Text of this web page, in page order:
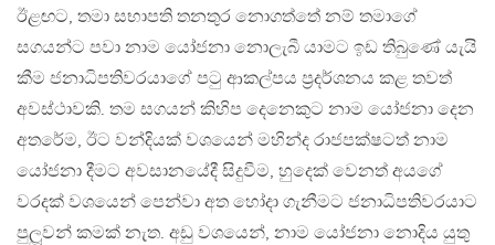
ඊළඟට, තමා සභාපති තනතුර නොගත්තේ නම් තමාගේ
සගයන්ට පවා නාම යෝජනා නොලැබී යාමට ඉඩ තිබුණේ යැයි
කීම ජනාධිපතිවරයාගේ පටු ආකල්පය ප‍්‍රදර්ශනය කළ තවත්
අවස්ථාවකි. තම සගයන් කිහිප දෙනෙකුට නාම යෝජනා දෙන
අතරේම, ඊට වන්දියක් වශයෙන් මහින්ද රාජපක්ෂටත් නාම
යෝජනා දීමට අවසානයේදී සිදුවීම, හුදෙක් වෙනත් අයගේ
වරදක් වශයෙන් පෙන්වා අත හෝදා ගැනීමට ජනාධිපතිවරයාට
පුලූවන් කමක් නැත. අඩු වශයෙන්, නාම යෝජනා නොදිය යුතු